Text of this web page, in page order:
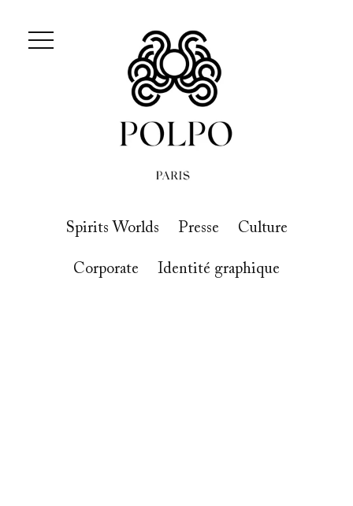
Spirits Worlds Presse Culture
Corporate Identité graphique